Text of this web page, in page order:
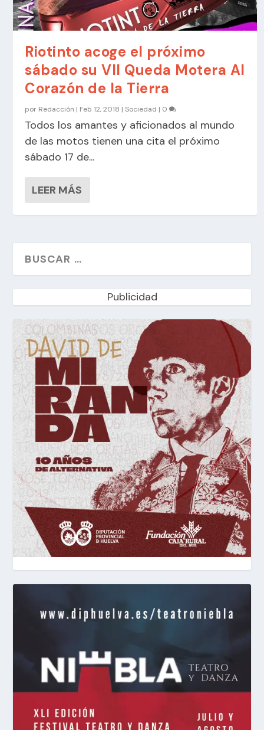
Riotinto acoge el próximo
sábado su VII Queda Motera Al
Corazón de la Tierra
por Redacción | Feb 12, 2018 |Sociedad | 0
Todos los amantes y aficionados al mundo
de las motos tienen una cita el próximo
sábado 17 de...
LEER MÁS
Publicidad